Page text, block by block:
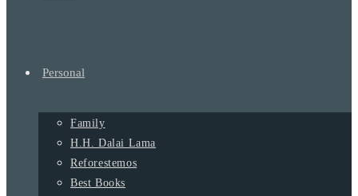
Personal
Family
H.H. Dalai Lama
Reforestemos
Best Books